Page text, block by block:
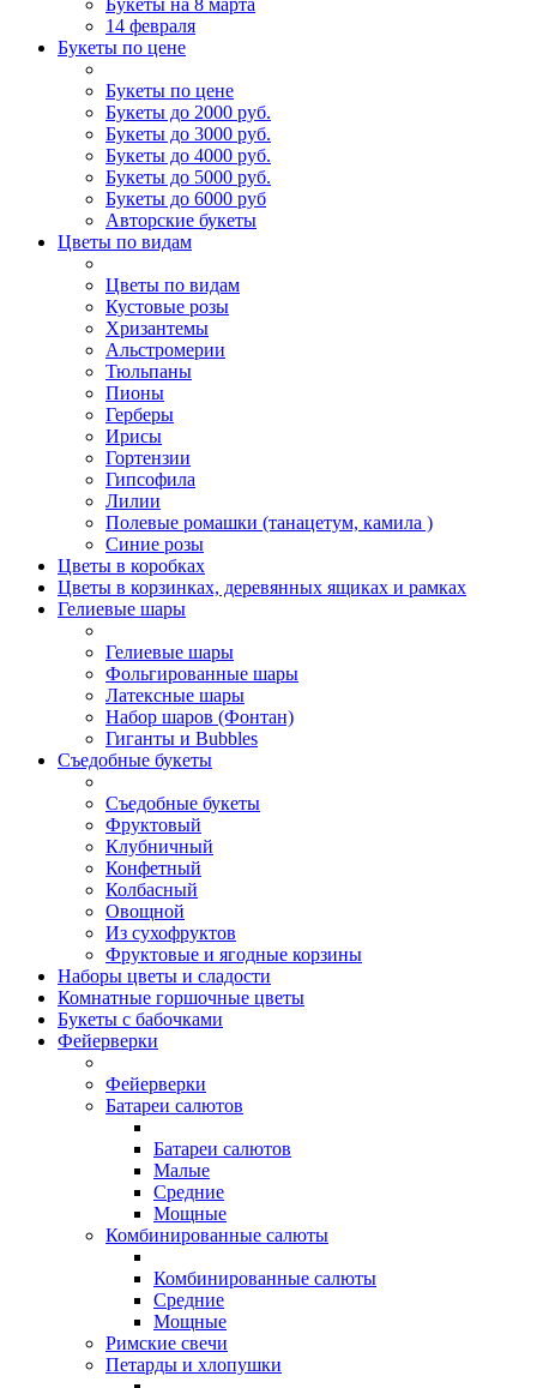
14 февраля
Букеты по цене
Букеты по цене
Букеты до 2000 руб.
Букеты до 3000 руб.
Букеты до 4000 руб.
Букеты до 5000 руб.
Букеты до 6000 руб
Авторские букеты
Цветы по видам
Цветы по видам
Кустовые розы
Хризантемы
Альстромерии
Тюльпаны
Пионы
Герберы
Ирисы
Гортензии
Гипсофила
Лилии
Полевые ромашки (танацетум, камила )
Синие розы
Цветы в коробках
Цветы в корзинках, деревянных ящиках и рамках
Гелиевые шары
Гелиевые шары
Фольгированные шары
Латексные шары
Набор шаров (Фонтан)
Гиганты и Bubbles
Съедобные букеты
Съедобные букеты
Фруктовый
Клубничный
Конфетный
Колбасный
Овощной
Из сухофруктов
Фруктовые и ягодные корзины
Наборы цветы и сладости
Комнатные горшочные цветы
Букеты с бабочками
Фейерверки
Фейерверки
Батареи салютов
Батареи салютов
Малые
Средние
Мощные
Комбинированные салюты
Комбинированные салюты
Средние
Мощные
Римские свечи
Петарды и хлопушки